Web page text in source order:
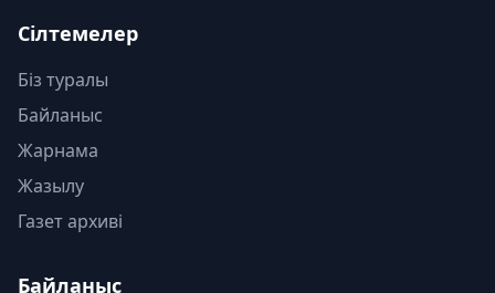
Сілтемелер
Біз туралы
Байланыс
Жарнама
Жазылу
Газет архиві
Байланыс